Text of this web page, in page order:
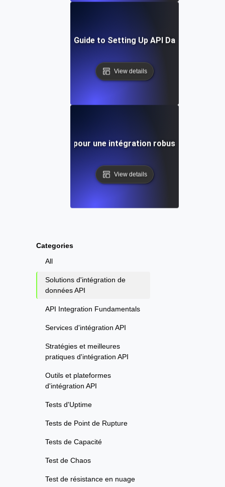
Categories
All
Solutions d'intégration de
données API
API Integration Fundamentals
Services d'intégration API
Stratégies et meilleures
pratiques d'intégration API
Outils et plateformes
d'intégration API
Tests d'Uptime
Tests de Point de Rupture
Tests de Capacité
Test de Chaos
Test de résistance en nuage
Step-by-Step Guide to Setting Up API Data
View details
et techniques pour une intégration robuste des
View details